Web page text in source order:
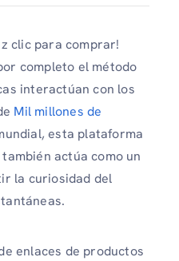
clic para comprar!
completo el método
interactúan con los
Mil millones de
esta plataforma
actúa como un
la curiosidad del
enlaces de productos